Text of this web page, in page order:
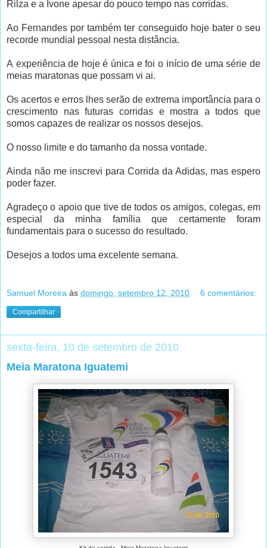
Rilza e a Ivone apesar do pouco tempo nas corridas.
Ao Fernandes por também ter conseguido hoje bater o seu
recorde mundial pessoal nesta distância.
A experiência de hoje é única e foi o início de uma série de
meias maratonas que possam vi ai.
Os acertos e erros lhes serão de extrema importância para o
crescimento nas futuras corridas e mostra a todos que
somos capazes de realizar os nossos desejos.
O nosso limite e do tamanho da nossa vontade.
Ainda não me inscrevi para Corrida da Adidas, mas espero
poder fazer.
Agradeço o apoio que tive de todos os amigos, colegas, em
especial da minha família que certamente foram
fundamentais para o sucesso do resultado.
Desejos a todos uma excelente semana.
Samuel Moreira às domingo, setembro 12, 2010 6 comentários:
Compartilhar
sexta-feira, 10 de setembro de 2010
Meia Maratona Iguatemi